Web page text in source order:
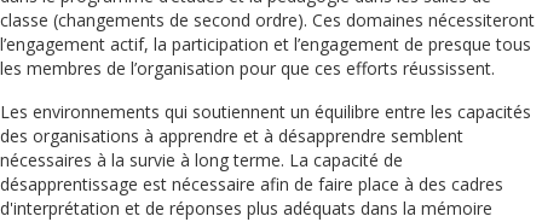
classe (changements de second ordre). Ces domaines nécessiteront
l’engagement actif, la participation et l’engagement de presque tous
les membres de l’organisation pour que ces efforts réussissent.
Les environnements qui soutiennent un équilibre entre les capacités
des organisations à apprendre et à désapprendre semblent
nécessaires à la survie à long terme. La capacité de
désapprentissage est nécessaire afin de faire place à des cadres
d'interprétation et de réponses plus adéquats dans la mémoire